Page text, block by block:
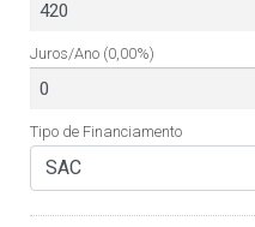
Juros/Ano (0,00%)
Tipo de Financiamento
SAC